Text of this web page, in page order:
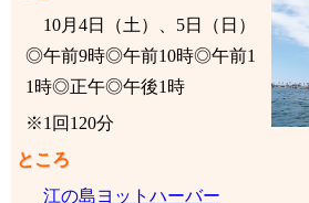
10月4日（土）、5日（日）
◎午前9時◎午前10時◎午前1
1時◎正午◎午後1時
※1回120分
ところ
江の島ヨットハーバー